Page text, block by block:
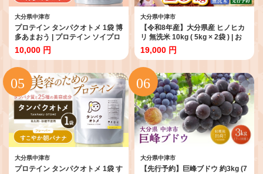
大分県中津市
プロテイン タンパクオトメ 1袋 博
多あまおう | プロテイン ソイプロ
テイン ホエイプロテイン 女性 プ
ロテイン 美容 プロテイン プロテ
インシェイカー プロテイン サプ
リメント タマチャンショップ 大
分県 中津市
10,000 円
大分県中津市
【令和8年産】大分県産 ヒノヒカ
リ 無洗米 10kg ( 5kg × 2袋 ) | お
米 米 おこめ こめ 精米 ひのひかり
単一米 ご飯 九州産 国産 国産米 大
分県米 九州米 大分県 中津市
19,000 円
大分県中津市
プロテイン タンパクオトメ 1袋 す
大分県中津市
【先行予約】巨峰ブドウ 約3kg (7